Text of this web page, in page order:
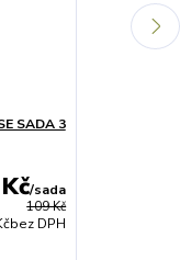
SADA 3
109 Kč
/sada
bez DPH